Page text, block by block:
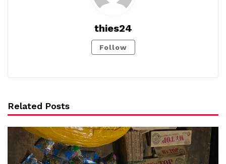
thies24
Follow
Related Posts